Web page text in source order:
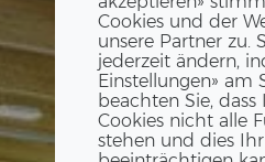
Cookies und der
unsere Partner zu.
jederzeit ändern,
Einstellungen» am
beachten Sie,
Cookies nicht alle
stehen und dies